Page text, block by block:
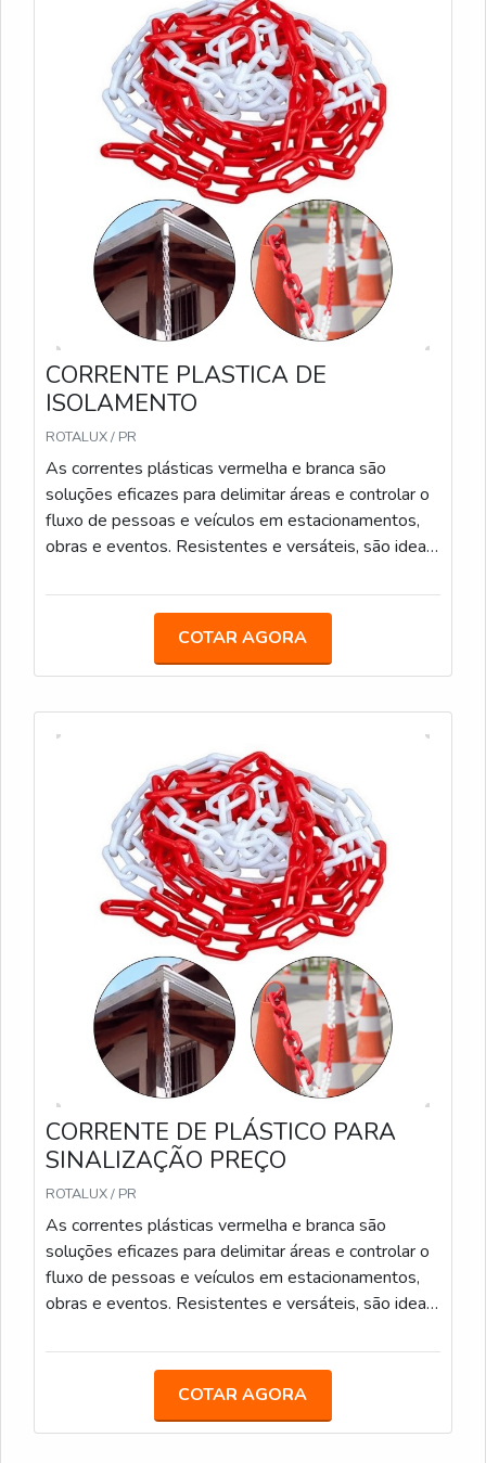
CORRENTE PLASTICA DE
ISOLAMENTO
ROTALUX / PR
As correntes plásticas vermelha e branca são
soluções eficazes para delimitar áreas e controlar o
fluxo de pessoas e veículos em estacionamentos,
obras e eventos. Resistentes e versáteis, são ideais
utilizadas para calha de chuva. Elos de 6mm e 8mm
COTAR AGORA
CORRENTE DE PLÁSTICO PARA
SINALIZAÇÃO PREÇO
ROTALUX / PR
As correntes plásticas vermelha e branca são
soluções eficazes para delimitar áreas e controlar o
fluxo de pessoas e veículos em estacionamentos,
obras e eventos. Resistentes e versáteis, são ideais
utilizadas para calha de chuva. Elos de 6mm e 8mm
COTAR AGORA